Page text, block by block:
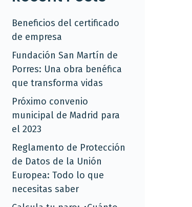
Beneficios del certificado
de empresa
Fundación San Martín de
Porres: Una obra benéfica
que transforma vidas
Próximo convenio
municipal de Madrid para
el 2023
Reglamento de Protección
de Datos de la Unión
Europea: Todo lo que
necesitas saber